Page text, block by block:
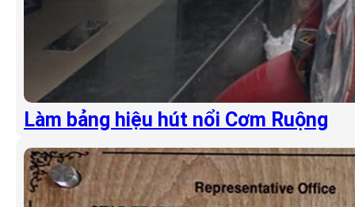
Làm bảng hiệu hút nổi Cơm Ruộng